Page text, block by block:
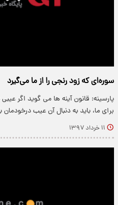
سوره‌ای که زود رنجی را از ما می‌گیرد
پارسینه: قانون آینه ها می گوید اگر
برای ما، باید به دنبال آن عیب
۱۱ خرداد ۱۳۹۷